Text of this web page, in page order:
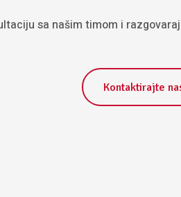
sa našim timom i
Kontaktirajte